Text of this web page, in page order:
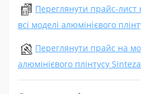
Переглянути прайс-лист
всі моделі алюмінієвого
Переглянути прайс на
алюмінієвого плінтусу